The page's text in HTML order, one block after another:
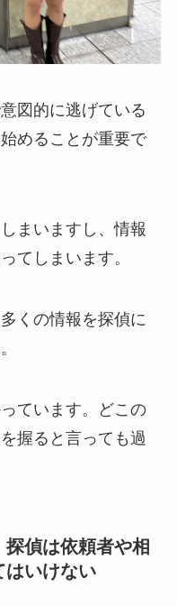
図的に逃げている
めることが重要で
まいますし、情報
てしまいます。
くの情報を探偵に
ています。どこの
握ると言っても過
偵は依頼者や相
はいけない